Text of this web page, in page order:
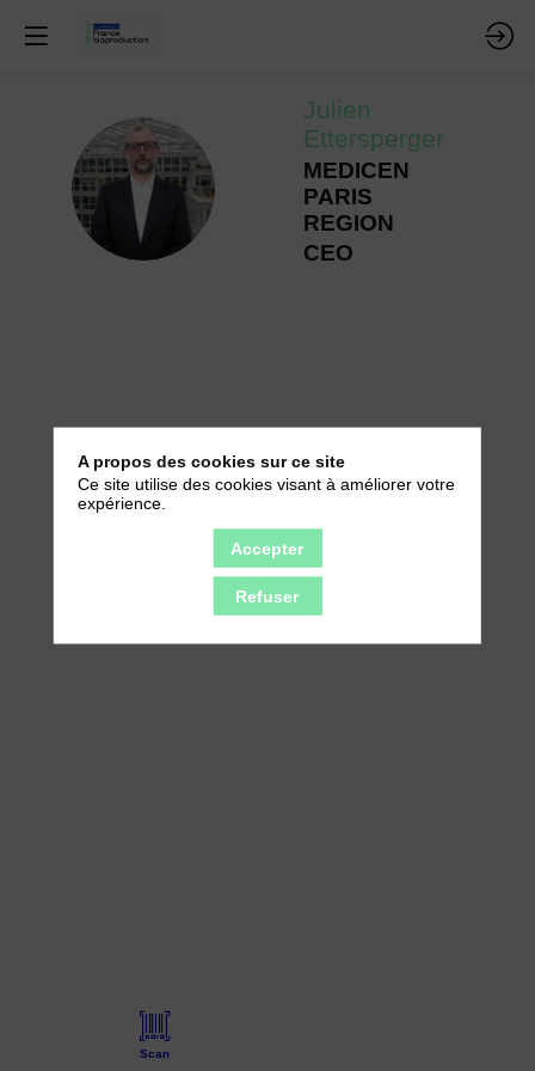
JE
Julien
Ettersperger
MEDICEN
PARIS
REGION
CEO
Scan
A propos des cookies sur ce site
Ce site utilise des cookies visant à améliorer votre
expérience.
Accepter
Refuser